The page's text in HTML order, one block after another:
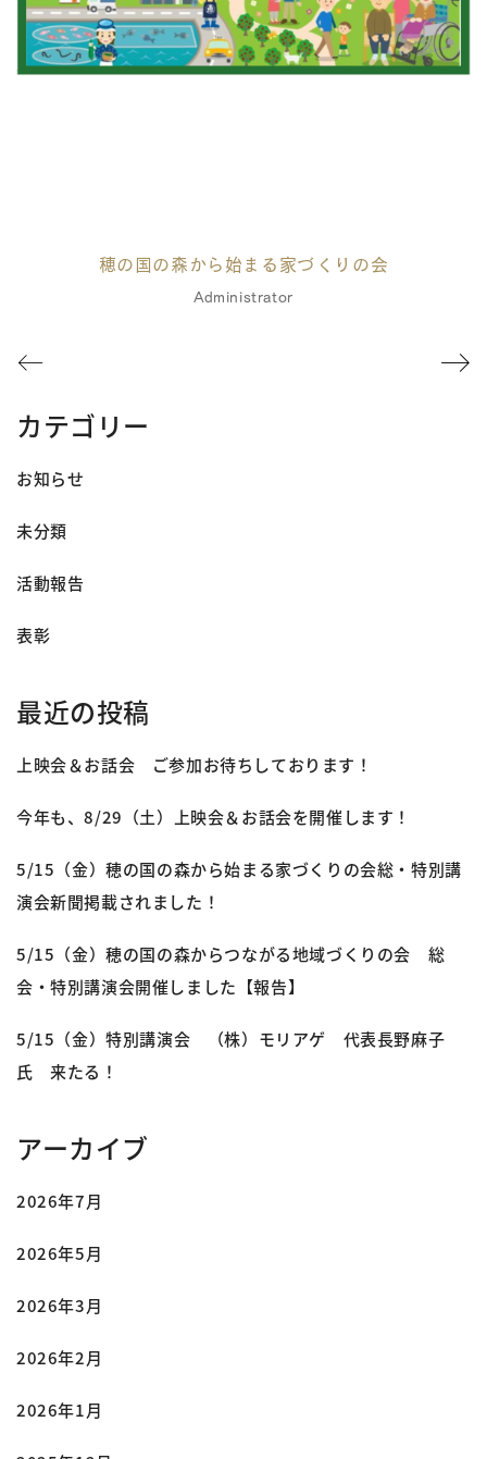
穂の国の森から始まる家づくりの会
Administrator
カテゴリー
お知らせ
未分類
活動報告
表彰
最近の投稿
上映会＆お話会 ご参加お待ちしております！
今年も、8/29（土）上映会＆お話会を開催します！
5/15（金）穂の国の森から始まる家づくりの会総・特別講
演会新聞掲載されました！
5/15（金）穂の国の森からつながる地域づくりの会 総
会・特別講演会開催しました【報告】
5/15（金）特別講演会 （株）モリアゲ 代表長野麻子
氏 来たる！
アーカイブ
2026年7月
2026年5月
2026年3月
2026年2月
2026年1月